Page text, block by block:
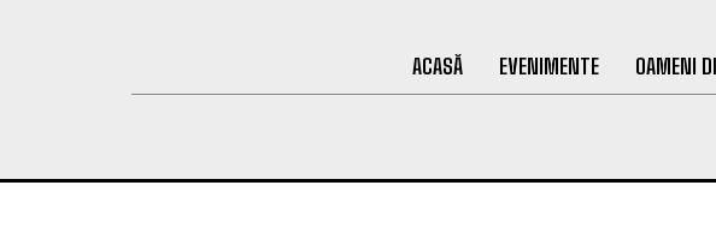
ACASĂ EVENIMENTE OAMENI